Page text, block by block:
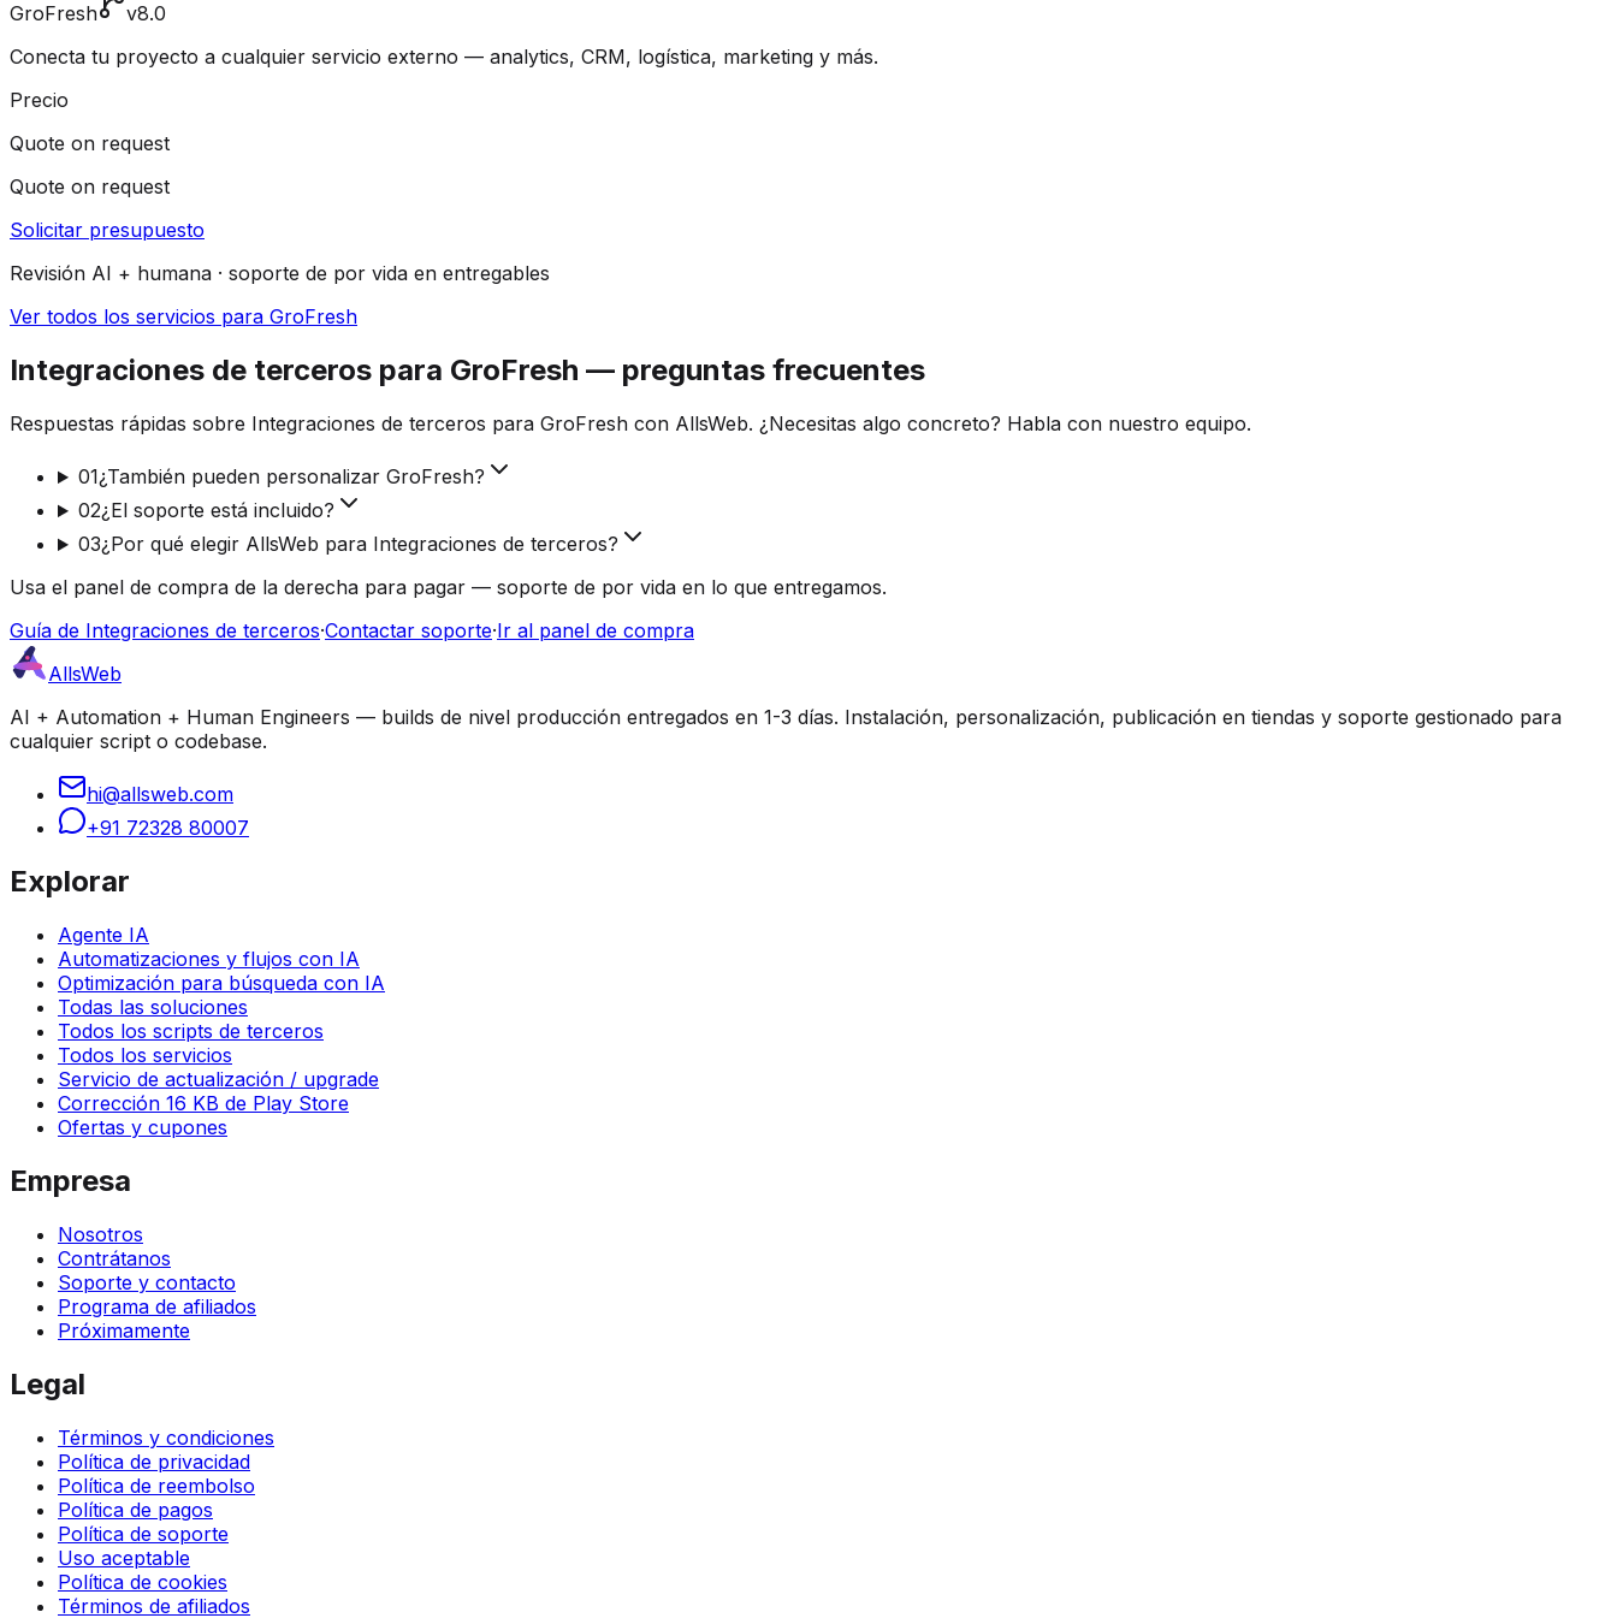
GroFresh
v8.0
Conecta tu proyecto a cualquier servicio externo — analytics, CRM, logística, marketing y más.
Precio
Quote on request
Quote on request
Solicitar presupuesto
Revisión AI + humana · soporte de por vida en entregables
Ver todos los servicios para GroFresh
Integraciones de terceros para GroFresh — preguntas frecuentes
Respuestas rápidas sobre Integraciones de terceros para GroFresh con AllsWeb. ¿Necesitas algo concreto? Habla con nuestro equipo.
01¿También pueden personalizar GroFresh?
02¿El soporte está incluido?
03¿Por qué elegir AllsWeb para Integraciones de terceros?
Usa el panel de compra de la derecha para pagar — soporte de por vida en lo que entregamos.
Guía de Integraciones de terceros·Contactar soporte·Ir al panel de compra
AllsWeb
AI + Automation + Human Engineers — builds de nivel producción entregados en 1-3 días. Instalación, personalización, publicación en tiendas y soporte gestionado para
cualquier script o codebase.
hi@allsweb.com
+91 72328 80007
Explorar
Agente IA
Automatizaciones y flujos con IA
Optimización para búsqueda con IA
Todas las soluciones
Todos los scripts de terceros
Todos los servicios
Servicio de actualización / upgrade
Corrección 16 KB de Play Store
Ofertas y cupones
Empresa
Nosotros
Contrátanos
Soporte y contacto
Programa de afiliados
Próximamente
Legal
Términos y condiciones
Política de privacidad
Política de reembolso
Política de pagos
Política de soporte
Uso aceptable
Política de cookies
Términos de afiliados